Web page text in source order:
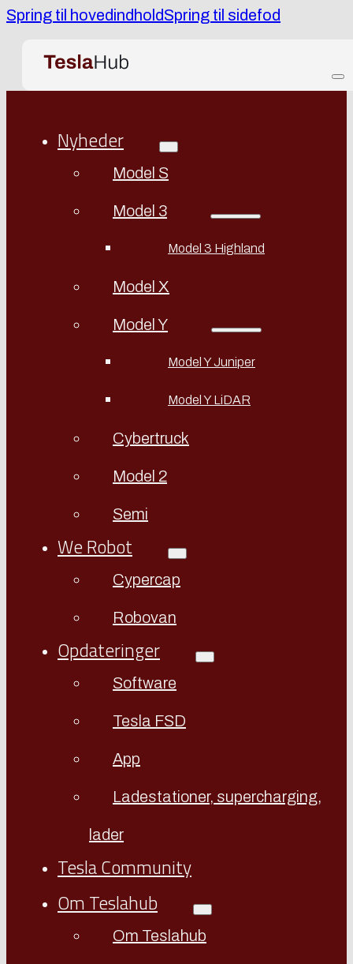
Spring til hovedindholdSpring til sidefod
Nyheder
Model S
Model 3
Model 3 Highland
Model X
Model Y
Model Y Juniper
Model Y LiDAR
Cybertruck
Model 2
Semi
We Robot
Cypercap
Robovan
Opdateringer
Software
Tesla FSD
App
Ladestationer, supercharging,
lader
Tesla Community
Om Teslahub
Om Teslahub